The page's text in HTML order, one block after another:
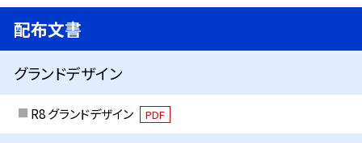
配布文書
グランドデザイン
R8 グランドデザイン PDF